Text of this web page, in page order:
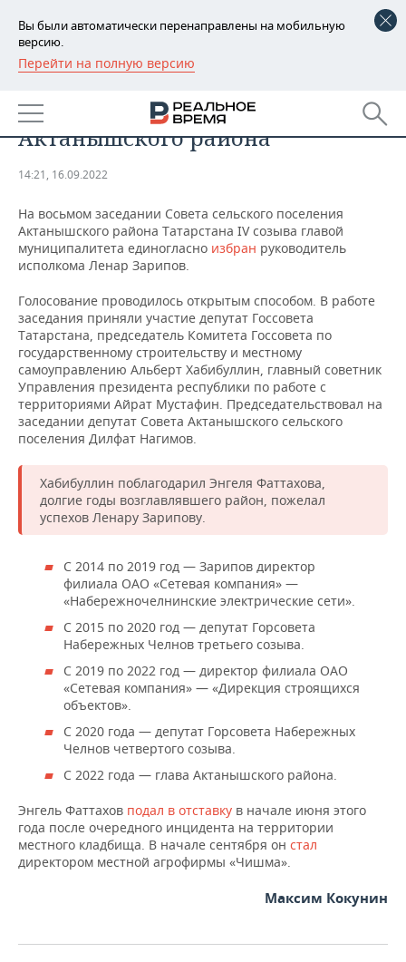
Вы были автоматически перенаправлены на мобильную
версию.
Перейти на полную версию
РЕГИОНЫ
БАШКОРТОСТАН
ТАТАРСТАН
НОВОСТИ
АНАЛИТИКА
ДЕКЛАРАЦИИ О ДОХОДАХ
КОРОЛИ ГОСЗАКАЗА ПФО
ВУЗЫ ТАТАРСТАНА
КОМУ ПРИНАДЛЕЖАТ
ТОРГОВЫЕ ЦЕНТРЫ
ТАТАРСТАНА
НОВОСТИ ЭКОНОМИКИ
ФИНАНСЫ
БАНКИ
БЮДЖЕТ
ИНВЕСТИЦИИ
ПРОМЫШЛЕННОСТЬ
НОВОСТИ
АГРОПРОМ
МАШИНОСТРОЕНИЕ
НЕФТЕХИМИЯ
ОПК
ЭНЕРГЕТИКА
НЕДВИЖИМОСТЬ
НОВОСТИ НЕДВИЖИМОСТИ
АВТО
НОВОСТИ АВТО
БИЗНЕС
НОВОСТИ БИЗНЕСА
РОЗНИЧНАЯ ТОРГОВЛЯ
ТРАНСПОРТ
УСЛУГИ
ТЕХНОЛОГИИ
НОВОСТИ ТЕХНОЛОГИЙ
МЕДИА
ТЕЛЕКОММУНИКАЦИИ
МЕРОПРИЯТИЯ
НОВОСТИ МЕРОПРИЯТИЙ
ВЫЕЗДНАЯ РЕДАКЦИЯ
БИЗНЕС-БРАНЧИ
ONLINE-КОНФЕРЕНЦИИ
ОТКРЫТАЯ ЛЕКЦИЯ
СПОРТ
НОВОСТИ СПОРТА
ФУТБОЛ
ХОККЕЙ
БАСКЕТБОЛ
ВОЛЕЙБОЛ
КИБЕРСПОРТ
ФИГУРНОЕ КАТАНИЕ
ВОДНЫЕ ВИДЫ СПОРТА
ХОККЕЙ С МЯЧОМ
ОБЩЕСТВО
НОВОСТИ ОБЩЕСТВА
ВЛАСТЬ
ИНФРАСТРУКТУРА
ИСТОРИЯ
КУЛЬТУРА
МЕДИЦИНА
ОБРАЗОВАНИЕ
ПРОИСШЕСТВИЯ
ФОТОГАЛЕРЕЯ
СЮЖЕТЫ
СПРАВОЧНИК
СПИСОК ПЕРСОН
СПИСОК КОМПАНИЙ
ПОЛНАЯ ВЕРСИЯ
Ленар Зарипов занял пост главы
Актанышского района
14:21, 16.09.2022
На восьмом заседании Совета сельского поселения
Актанышского района Татарстана IV созыва главой
муниципалитета единогласно избран руководитель
исполкома Ленар Зарипов.
Голосование проводилось открытым способом. В работе
заседания приняли участие депутат Госсовета
Татарстана, председатель Комитета Госсовета по
государственному строительству и местному
самоуправлению Альберт Хабибуллин, главный советник
Управления президента республики по работе с
территориями Айрат Мустафин. Председательствовал на
заседании депутат Совета Актанышского сельского
поселения Дилфат Нагимов.
Хабибуллин поблагодарил Энгеля Фаттахова,
долгие годы возглавлявшего район, пожелал
успехов Ленару Зарипову.
С 2014 по 2019 год — Зарипов директор
филиала ОАО «Сетевая компания» —
«Набережночелнинские электрические сети».
С 2015 по 2020 год — депутат Горсовета
Набережных Челнов третьего созыва.
С 2019 по 2022 год — директор филиала ОАО
«Сетевая компания» — «Дирекция строящихся
объектов».
С 2020 года — депутат Горсовета Набережных
Челнов четвертого созыва.
С 2022 года — глава Актанышского района.
Энгель Фаттахов подал в отставку в начале июня этого
года после очередного инцидента на территории
местного кладбища. В начале сентября он стал
директором местной агрофирмы «Чишма».
Максим Кокунин